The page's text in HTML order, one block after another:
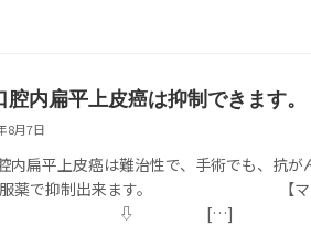
腔内扁平上皮癌は抑制できます。
8月7日
内扁平上皮癌は難治性で、手術でも、抗
内服薬で抑制出来ま
[…]